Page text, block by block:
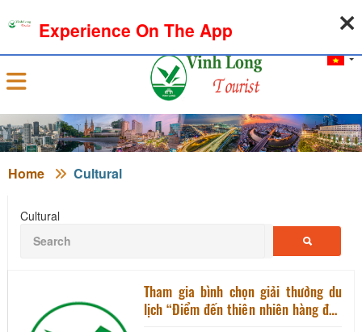
Sign in
Home Cultural
Cultural
Tham gia bình chọn giải thưởng du
lịch “Điểm đến thiên nhiên hàng đầu
Experience On The App